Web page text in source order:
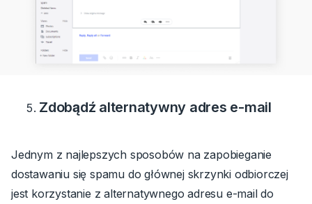
Zdobądź alternatywny adres e-mail
Jednym z najlepszych sposobów na zapobieganie
dostawaniu się spamu do głównej skrzynki odbiorczej
jest korzystanie z alternatywnego adresu e-mail do